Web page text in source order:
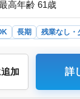
高年齢 61歳
長期
残業なし・
自動車整備士
動車整備士として
加 詳